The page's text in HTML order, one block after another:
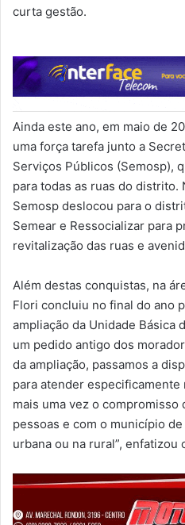
curta gestão.
Ainda este ano, em maio de
uma força tarefa junto a
Serviços Públicos (Semosp),
para todas as ruas do distrito.
Semosp deslocou para o
Semear e Ressocializar para
revitalização das ruas e
Além destas conquistas, na
Flori concluiu no final do ano
ampliação da Unidade Básica
um pedido antigo dos
da ampliação, passamos a
para atender especificamente
mais uma vez o compromisso
pessoas e com o município
urbana ou na rural”, enfatizou